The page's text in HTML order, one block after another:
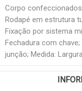
Corpo
Rodapé em estrutura
Fixação por sistema
Fechadura com
junção; Medida: